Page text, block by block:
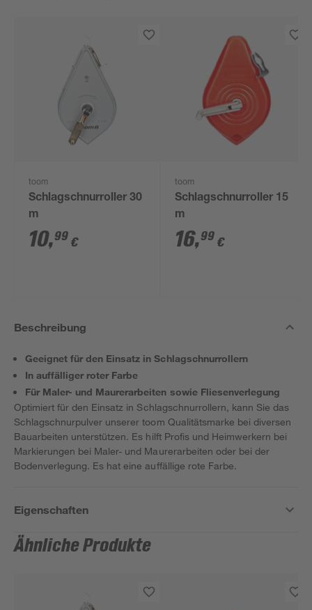
toom
Schlagschnurroller 30
m
10,99 €
toom
Schlagschnurroller 15
m
16,99 €
Beschreibung
Geeignet für den Einsatz in Schlagschnurrollern
In auffälliger roter Farbe
Für Maler- und Maurerarbeiten sowie Fliesenverlegung
Optimiert für den Einsatz in Schlagschnurrollern, kann Sie das
Schlagschnurpulver unserer toom Qualitätsmarke bei diversen
Bauarbeiten unterstützen. Es hilft Profis und Heimwerkern bei
Markierungen bei Maler- und Maurerarbeiten oder bei der
Bodenverlegung. Es hat eine auffällige rote Farbe.
Eigenschaften
Ähnliche Produkte